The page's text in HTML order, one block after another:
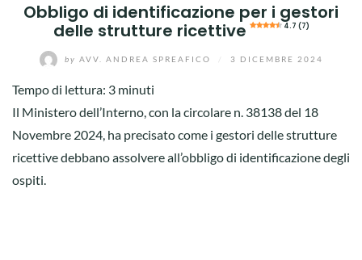
Obbligo di identificazione per i gestori
delle strutture ricettive
4.7 (7)
by AVV. ANDREA SPREAFICO 3 DICEMBRE 2024
Tempo di lettura: 3 minuti
Il Ministero dell’Interno, con la circolare n. 38138 del 18
Novembre 2024, ha precisato come i gestori delle strutture
ricettive debbano assolvere all’obbligo di identificazione degli
ospiti.